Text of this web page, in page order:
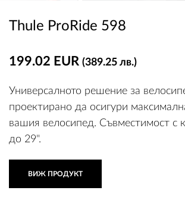
Thule ProRide 598
199.02 EUR (389.25 лв.)
Универсалното решение за
проектирано да осигури
вашия велосипед. Съвместимост с
до 29".
ВИЖ ПРОДУКТ